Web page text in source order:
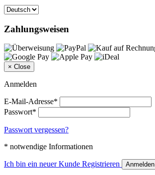
Zahlungsweisen
× Close
Anmelden
E-Mail-Adresse*
Passwort*
Passwort vergessen?
* notwendige Informationen
Ich bin ein neuer Kunde Registrieren Anmelden